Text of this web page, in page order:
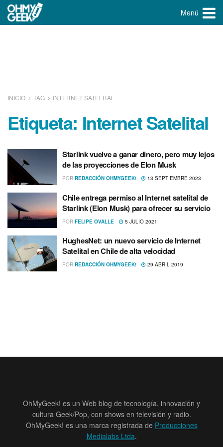
Menú
INICIO TAG INTERNET SATELITAL
Etiqueta: Internet Satelital
Starlink vuelve a ganar dinero, pero muy lejos
de las proyecciones de Elon Musk
POR REDACCIÓN OHMYGEEK! 13 SEPTIEMBRE 2023
Chile entrega permiso al Internet satelital de
Starlink (Elon Musk) para ofrecer su servicio
POR FELIPE OVALLE 5 JULIO 2021
HughesNet: un nuevo servicio de Internet
Satelital en Chile de alta velocidad
POR REDACCIÓN OHMYGEEK! 29 ABRIL 2019
OhMyGeek! es un Web blog de tecnología, innovación y
cultura Geek/Pop, con shows en televisión y radio.
OhMyGeek! es una marca registrada de Producciones
Medialabs Ltda.